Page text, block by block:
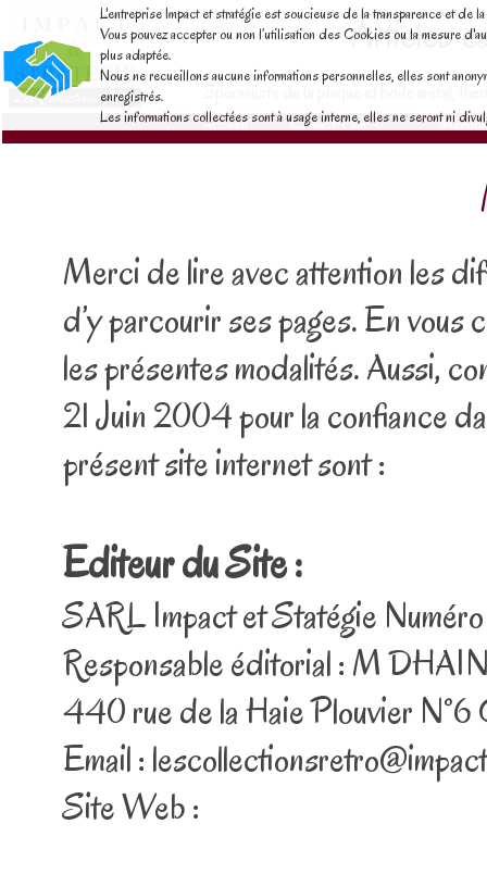
L'entreprise Impact et stratégie est soucieuse de la transparence et de
Vous pouvez accepter ou non l’utilisation des Cookies ou la mesure
plus adaptée.
Nous ne recueillons aucune informations personnelles, elles sont
enregistrés.
Les informations collectées sont à usage interne, elles ne seront ni
Articles
Spécialiste de la plaque et boite métal,
Accueil Contact/Plan
Merci de lire avec attention les
d’y parcourir ses pages. En
les présentes modalités. Aussi,
21 Juin 2004 pour la confiance
présent site internet sont:
Editeur du Site :
SARL Impact et Statégie
Responsable éditorial : M
440 rue de la Haie Plouvier
Email :
Site Web :